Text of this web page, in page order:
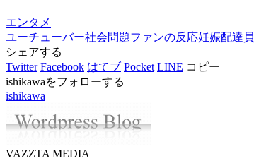
エンタメ
ユーチューバー社会問題ファンの反応妊娠配達員
シェアする
Twitter Facebook はてブ Pocket LINE コピー
ishikawaをフォローする
ishikawa
VAZZTA MEDIA